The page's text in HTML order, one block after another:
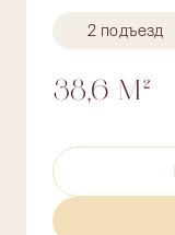
2 подъезд
38,6 М²